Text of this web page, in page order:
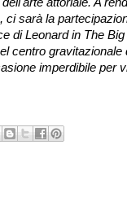
ci sarà la
di Leonard in The
centro gravitazionale
imperdibile per